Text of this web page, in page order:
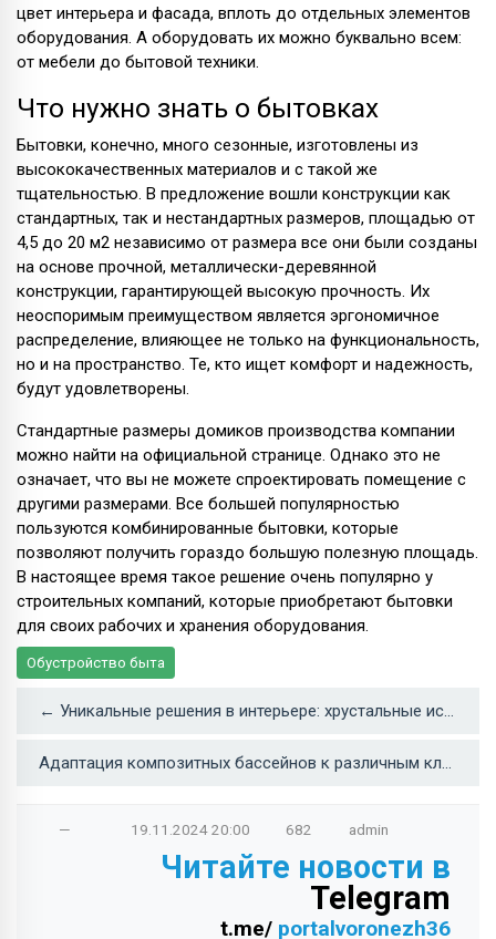
цвет интерьера и фасада, вплоть до отдельных элементов
оборудования. А оборудовать их можно буквально всем:
от мебели до бытовой техники.
Что нужно знать о бытовках
Бытовки, конечно, много сезонные, изготовлены из
высококачественных материалов и с такой же
тщательностью. В предложение вошли конструкции как
стандартных, так и нестандартных размеров, площадью от
4,5 до 20 м2 независимо от размера все они были созданы
на основе прочной, металлически-деревянной
конструкции, гарантирующей высокую прочность. Их
неоспоримым преимуществом является эргономичное
распределение, влияющее не только на функциональность,
но и на пространство. Те, кто ищет комфорт и надежность,
будут удовлетворены.
Стандартные размеры домиков производства компании
можно найти на официальной странице. Однако это не
означает, что вы не можете спроектировать помещение с
другими размерами. Все большей популярностью
пользуются комбинированные бытовки, которые
позволяют получить гораздо большую полезную площадь.
В настоящее время такое решение очень популярно у
строительных компаний, которые приобретают бытовки
для своих рабочих и хранения оборудования.
Обустройство быта
← Уникальные решения в интерьере: хрустальные источники освещения
Адаптация композитных бассейнов к различным климатическим условиям →
— 19.11.202420:00 682 admin
Читайте новости в
Telegram
t.me/ portalvoronezh36